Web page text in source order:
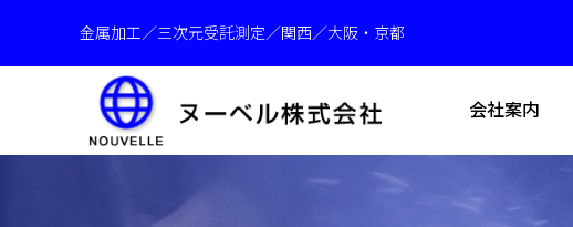
金属加工／三次元受託測定／関西／大阪・京都
会社案内